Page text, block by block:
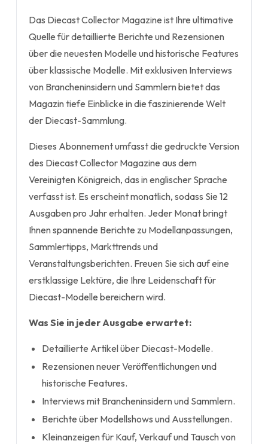
Das Diecast Collector Magazine ist Ihre ultimative
Quelle für detaillierte Berichte und Rezensionen
über die neuesten Modelle und historische Features
über klassische Modelle. Mit exklusiven Interviews
von Brancheninsidern und Sammlern bietet das
Magazin tiefe Einblicke in die faszinierende Welt
der Diecast-Sammlung.
Dieses Abonnement umfasst die gedruckte Version
des Diecast Collector Magazine aus dem
Vereinigten Königreich, das in englischer Sprache
verfasst ist. Es erscheint monatlich, sodass Sie 12
Ausgaben pro Jahr erhalten. Jeder Monat bringt
Ihnen spannende Berichte zu Modellanpassungen,
Sammlertipps, Markttrends und
Veranstaltungsberichten. Freuen Sie sich auf eine
erstklassige Lektüre, die Ihre Leidenschaft für
Diecast-Modelle bereichern wird.
Was Sie in jeder Ausgabe erwartet:
Detaillierte Artikel über Diecast-Modelle.
Rezensionen neuer Veröffentlichungen und
historische Features.
Interviews mit Brancheninsidern und Sammlern.
Berichte über Modellshows und Ausstellungen.
Kleinanzeigen für Kauf, Verkauf und Tausch von